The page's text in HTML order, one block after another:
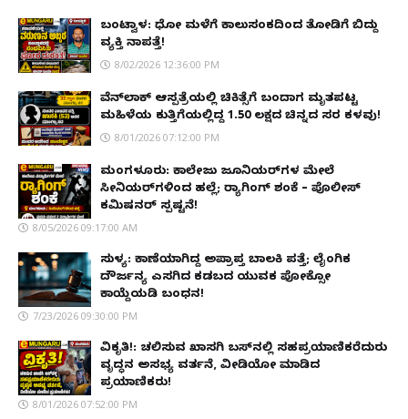
ಬಂಟ್ವಾಳ: ಧೋ ಮಳೆಗೆ ಕಾಲುಸಂಕದಿಂದ ತೋಡಿಗೆ ಬಿದ್ದು
ವ್ಯಕ್ತಿ ನಾಪತ್ತೆ!
8/02/2026 12:36:00 PM
ವೆನ್‌ಲಾಕ್ ಆಸ್ಪತ್ರೆಯಲ್ಲಿ ಚಿಕಿತ್ಸೆಗೆ ಬಂದಾಗ ಮೃತಪಟ್ಟ
ಮಹಿಳೆಯ ಕುತ್ತಿಗೆಯಲ್ಲಿದ್ದ ₹1.50 ಲಕ್ಷದ ಚಿನ್ನದ ಸರ ಕಳವು!
8/01/2026 07:12:00 PM
ಮಂಗಳೂರು: ಕಾಲೇಜು ಜೂನಿಯರ್‌ಗಳ ಮೇಲೆ
ಸೀನಿಯರ್‌ಗಳಿಂದ ಹಲ್ಲೆ; ರ‌್ಯಾಗಿಂಗ್ ಶಂಕೆ – ಪೊಲೀಸ್
ಕಮಿಷನರ್ ಸ್ಪಷ್ಟನೆ!
8/05/2026 09:17:00 AM
ಸುಳ್ಯ: ಕಾಣೆಯಾಗಿದ್ದ ಅಪ್ರಾಪ್ತ ಬಾಲಕಿ ಪತ್ತೆ; ಲೈಂಗಿಕ
ದೌರ್ಜನ್ಯ ಎಸಗಿದ ಕಡಬದ ಯುವಕ ಪೋಕ್ಸೋ
ಕಾಯ್ದೆಯಡಿ ಬಂಧನ!
7/23/2026 09:30:00 PM
ವಿಕೃತಿ!: ಚಲಿಸುವ ಖಾಸಗಿ ಬಸ್‌ನಲ್ಲಿ ಸಹಪ್ರಯಾಣಿಕರೆದುರು
ವೃದ್ಧನ ಅಸಭ್ಯ ವರ್ತನೆ, ವೀಡಿಯೋ ಮಾಡಿದ
ಪ್ರಯಾಣಿಕರು!
8/01/2026 07:52:00 PM